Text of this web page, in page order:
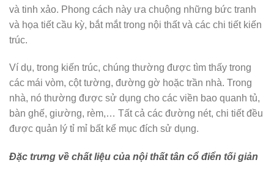
và tinh xảo. Phong cách này ưa chuộng những bức tranh
và họa tiết cầu kỳ, bắt mắt trong nội thất và các chi tiết kiến ​​
trúc.
Ví dụ, trong kiến ​​trúc, chúng thường được tìm thấy trong
các mái vòm, cột tường, đường gờ hoặc trần nhà. Trong
nhà, nó thường được sử dụng cho các viền bao quanh tủ,
bàn ghế, giường, rèm,… Tất cả các đường nét, chi tiết đều
được quản lý tỉ mỉ bất kể mục đích sử dụng.
Đặc trưng về chất liệu của nội thất tân cổ điển tối giản